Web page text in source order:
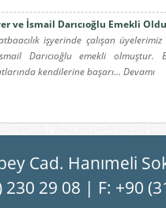
ve İsmail Darıcıoğlu Emekli Oldu
işyerinde çalışan üyelerimiz
Darıcıoğlu emekli olmuştur.
kendilerine başarı... Devamı
Cad. Hanımeli
230 29 08 | F: +90